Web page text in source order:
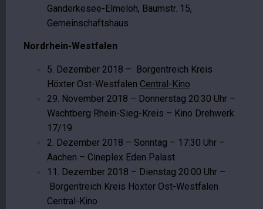
Ganderkesee-Elmeloh, Baumstr. 15,
Gemeinschaftshaus
Nordrhein-Westfalen
5. Dezember 2018 – Borgentreich Kreis
Höxter Ost-Westfalen Central-Kino
29. November 2018 – Donnerstag 20:30 Uhr –
Wachtberg Rhein-Sieg-Kreis – Kino Drehwerk
17/19
2. Dezember 2018 – Sonntag – 17:30 Uhr –
Aachen – Cineplex Eden Palast
11. Dezember 2018 – Dienstag 20:00 Uhr –
Borgentreich Kreis Höxter Ost-Westfalen
Central-Kino